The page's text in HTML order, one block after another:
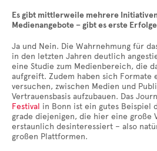
Es gibt mittlerweile mehrere
Medienangebote – gibt es erste
Ja und Nein. Die Wahrnehmung für
in den letzten Jahren deutlich
eine Studie zum Medienbereich, die
aufgreift. Zudem haben sich Formate
versuchen, zwischen Medien und
Vertrauensbasis aufzubauen. Das
Festival in Bonn ist ein gutes Beispiel
grade diejenigen, die hier eine große
erstaunlich desinteressiert – also
großen Plattformen.